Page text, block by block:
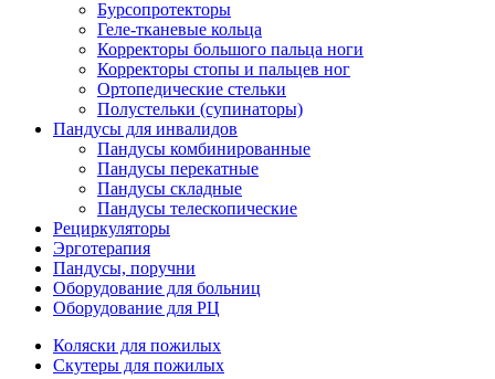
Бурсопротекторы
Геле-тканевые кольца
Корректоры большого пальца ноги
Корректоры стопы и пальцев ног
Ортопедические стельки
Полустельки (супинаторы)
Пандусы для инвалидов
Пандусы комбинированные
Пандусы перекатные
Пандусы складные
Пандусы телескопические
Рециркуляторы
Эрготерапия
Пандусы, поручни
Оборудование для больниц
Оборудование для РЦ
Коляски для пожилых
Скутеры для пожилых